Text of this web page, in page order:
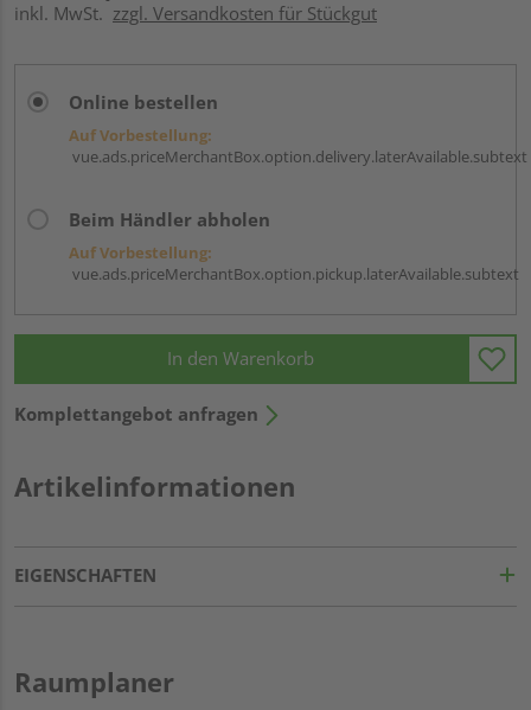
inkl. MwSt. zzgl. Versandkosten für Stückgut
Online bestellen
Auf Vorbestellung:
vue.ads.priceMerchantBox.option.delivery.laterAvailable.subtext
Beim Händler abholen
Auf Vorbestellung:
vue.ads.priceMerchantBox.option.pickup.laterAvailable.subtext
In den Warenkorb
Komplettangebot anfragen
Artikelinformationen
EIGENSCHAFTEN
Raumplaner